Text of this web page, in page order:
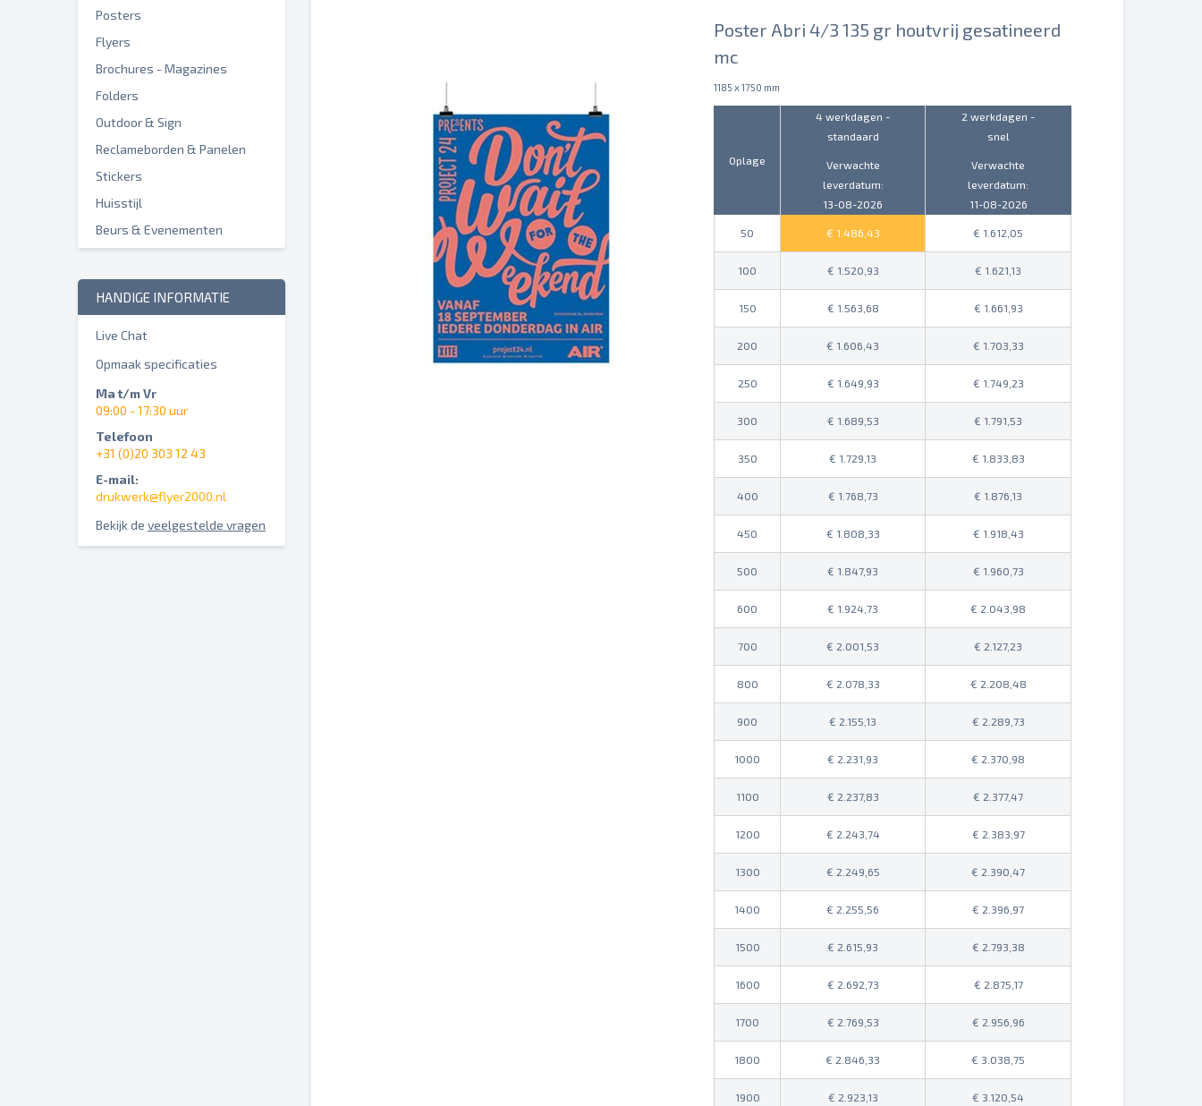
Posters
Flyers
Brochures - Magazines
Folders
Outdoor & Sign
Reclameborden & Panelen
Stickers
Huisstijl
Beurs & Evenementen
HANDIGE INFORMATIE
Live Chat
Opmaak specificaties
Ma t/m Vr
09:00 - 17:30 uur
Telefoon
+31 (0)20 303 12 43
E-mail:
drukwerk@flyer2000.nl
Bekijk de veelgestelde vragen
Poster Abri 4/3 135 gr houtvrij gesatineerd
mc
1185 x 1750 mm
Oplage
4 werkdagen -
standaard
Verwachte
leverdatum:
13-08-2026
2 werkdagen -
snel
Verwachte
leverdatum:
11-08-2026
50 1.486,43 1.612,05
100 1.520,93 1.621,13
150 1.563,68 1.661,93
200 1.606,43 1.703,33
250 1.649,93 1.749,23
300 1.689,53 1.791,53
350 1.729,13 1.833,83
400 1.768,73 1.876,13
450 1.808,33 1.918,43
500 1.847,93 1.960,73
600 1.924,73 2.043,98
700 2.001,53 2.127,23
800 2.078,33 2.208,48
900 2.155,13 2.289,73
1000 2.231,93 2.370,98
1100 2.237,83 2.377,47
1200 2.243,74 2.383,97
1300 2.249,65 2.390,47
1400 2.255,56 2.396,97
1500 2.615,93 2.793,38
1600 2.692,73 2.875,17
1700 2.769,53 2.956,96
1800 2.846,33 3.038,75
1900 2.923,13 3.120,54